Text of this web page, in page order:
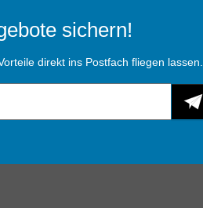
sichern!
direkt ins Postfach fliegen lassen.